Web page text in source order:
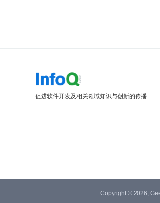
促进软件开发及相关领域知识与创新的传播
Copyright © 2026,